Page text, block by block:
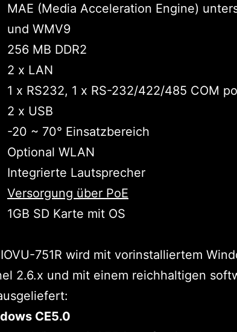
MAE (Media Acceleration Engine)
und WMV9
256 MB DDR2
2 x LAN
1 x RS232, 1 x RS-232/422/485 COM
2 x USB
-20 ~ 70° Einsatzbereich
Optional WLAN
Integrierte Lautsprecher
Versorgung über PoE
1GB SD Karte mit OS
751R wird mit vorinstalliertem
2.6.x und mit einem reichhaltigen
CE5.0